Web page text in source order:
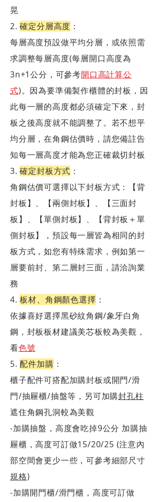
晃
2.確定分層高度 ：
每層高度預設做平均分層，或依照需
求調整每層高度(每層開口高度為
3n+1公分，可參考開口高計算公
式)。因為要準備製作櫃體的封板，因
此每一層的高度都必須確定下來，封
板之後高度就不能調整了。若不想平
均分層，在角鋼估價時，請您備註告
知每一層高度才能為您正確裁切封板
3.確定封板方式 ：
角鋼估價可選擇以下封板方式：
【背
封板 】 、 【兩側封板 】 、 【三面封
板 】 、 【單側封板】 、 【背封板＋單
側封板】
，預設每一層皆為相同的封
板方式，如您有特殊需求，例如第一
層要前封、第二層封三面，請洽詢業
務
4.板材、角鋼顏色選擇 ：
依據喜好選擇黑砂紋角鋼/象牙白角
鋼，封板板材建議美芯板較為美觀，
看色號
5.配件加購 ：
櫃子配件可搭配加購封板或開門/滑
門/抽屜櫃/抽盤等，另可加購封孔柱
遮住角鋼孔洞較為美觀
-加購抽盤，高度會吃掉9公分 加購抽
屜櫃，高度可訂做15/20/25 (注意內
部空間會更少一些，可參考細部尺寸
規格)
-加購開門櫃/滑門櫃，高度可訂做